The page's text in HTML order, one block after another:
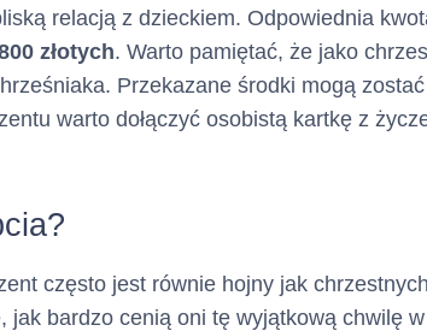
dotyczy
dotyczy
dotyczy
relacją z dzieckiem. Odpowiednia
złotych. Warto pamiętać, że jako
Przekazane środki mogą
warto dołączyć osobistą kartkę z
często jest równie hojny jak
jak bardzo cenią oni tę wyjątkową chwilę